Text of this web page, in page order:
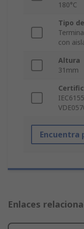
180°C
Tipo
con
Altura
31mm
Encuentra
Enlaces